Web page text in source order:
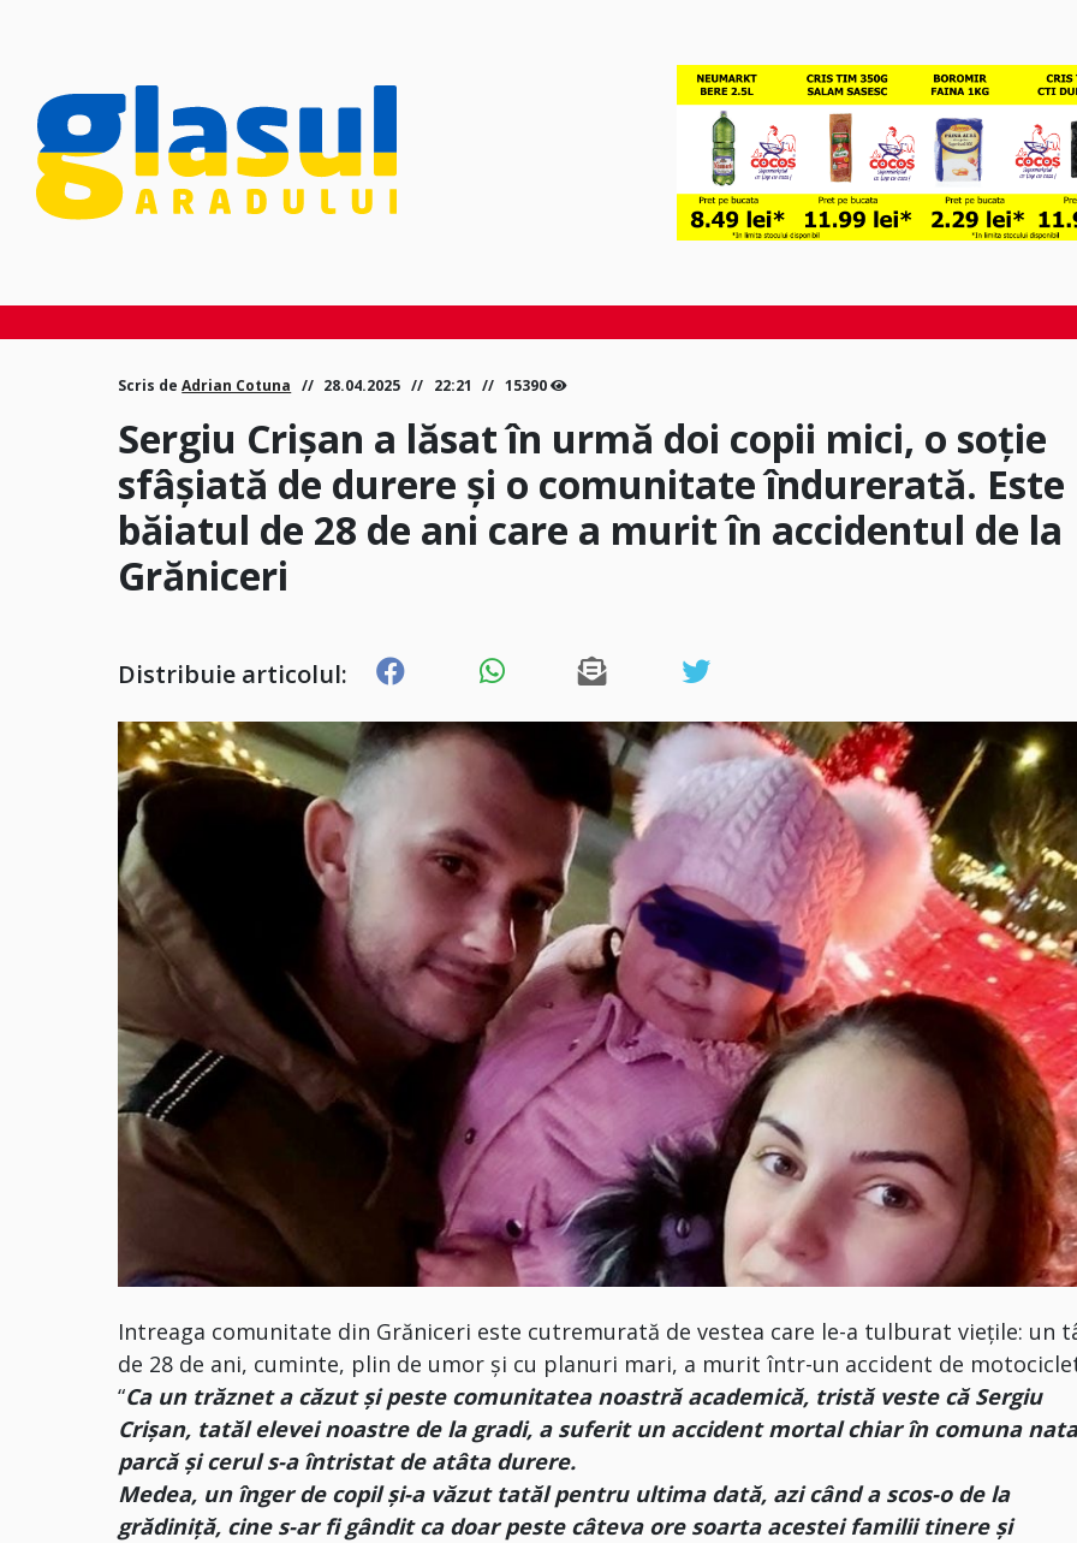
Scris deAdrian Cotuna 28.04.2025 22:21 15390
Sergiu Crișan a lăsat în urmă doi copii mici, o soție
sfâșiată de durere și o comunitate îndurerată. Este
băiatul de 28 de ani care a murit în accidentul de la
Grăniceri
Distribuie articolul:
Intreaga comunitate din Grăniceri este cutremurată de vestea care le-a tulburat viețile: un
de 28 de ani, cuminte, plin de umor și cu planuri mari, a murit într-un accident de
“Ca un trăznet a căzut și peste comunitatea noastră academică, tristă veste că Sergiu
Crișan, tatăl elevei noastre de la gradi, a suferit un accident mortal chiar în comuna
parcă și cerul s-a întristat de atâta durere.
Medea, un înger de copil și-a văzut tatăl pentru ultima dată, azi când a scos-o de la
grădiniță, cine s-ar fi gândit ca doar peste câteva ore soarta acestei familii tinere și